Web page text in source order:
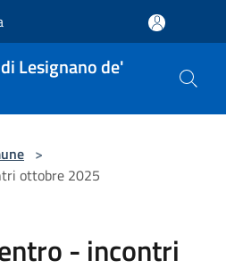
Lesignano de'
>
ottobre 2025
- incontri